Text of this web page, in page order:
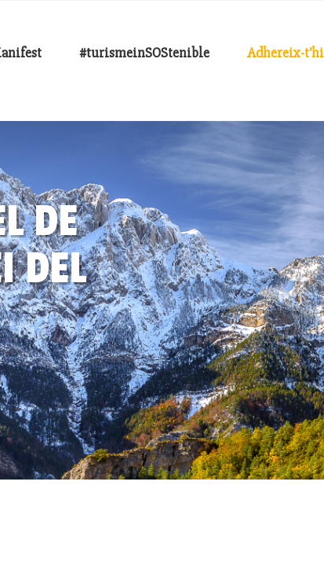
#turismeinSOStenible Adhereix-t'hi
DE
DEL